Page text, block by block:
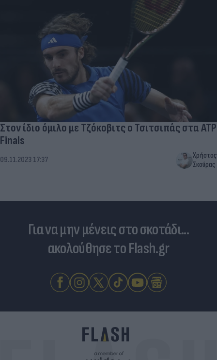
Στον ίδιο όμιλο με Τζόκοβιτς ο Τσιτσιπάς στα ATP
Finals
09.11.2023 17:37
Χρήστος
Σκούρας
Για να μην μένεις στο σκοτάδι...
ακολούθησε το Flash.gr